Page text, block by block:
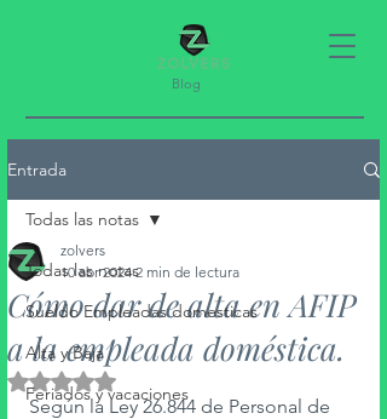
Blog
Entrada
Todas las notas
Sueldo Empleadas domesticas
Alta y Baja
Feriados y vacaciones
Todas las notas
Cómo dar de alta en AFIP
a la empleada doméstica.
zolvers
10 abr 2024 2 min de lectura
Obtuvo NaN de 5 estrellas.
Según la Ley 26.844 de Personal de